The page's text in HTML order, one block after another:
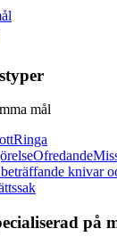
mål
Ringa
Ofredande
knivar
på